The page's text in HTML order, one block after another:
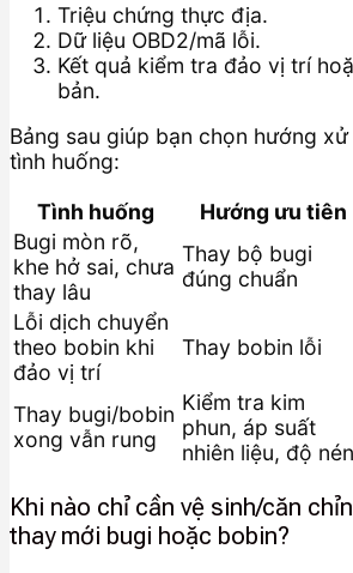
Triệu chứng thực địa.
Dữ liệu OBD2/mã lỗi.
Kết quả kiểm tra đảo vị trí
bản.
Bảng sau giúp bạn chọn hướng
tình huống:
Tình huống
Hướng ưu tiên
Bugi mòn rõ,
khe hở sai, chưa
thay lâu
Thay bộ bugi
đúng chuẩn
Lỗi dịch chuyển
theo bobin khi
đảo vị trí
Thay bobin lỗi
Thay bugi/bobin
xong vẫn rung
Kiểm tra kim
phun, áp suất
nhiên liệu, độ nén
Khi nào chỉ cần vệ sinh/căn
thay mới bugi hoặc bobin?